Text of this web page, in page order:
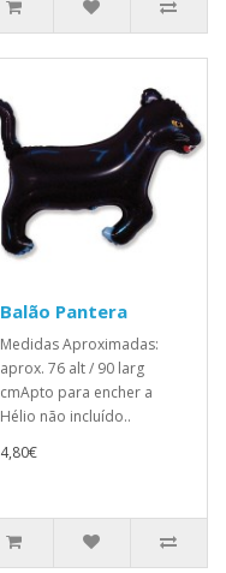
Balão Pantera
Medidas Aproximadas:
aprox. 76 alt / 90 larg
cmApto para encher a
Hélio não incluído..
4,80€